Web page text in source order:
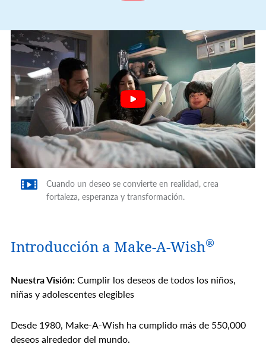
Cuando un deseo se convierte en realidad, crea
fortaleza, esperanza y transformación.
Introducción a Make-A-Wish®
Nuestra Visión:Cumplir los deseos de todos los niños,
niñas y adolescentes elegibles
Desde 1980, Make-A-Wish ha cumplido más de 550,000
deseos alrededor del mundo.